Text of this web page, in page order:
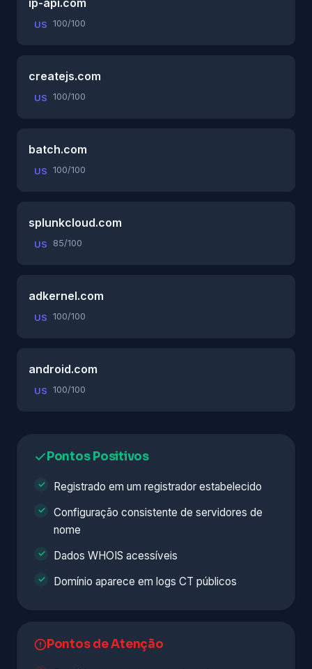
US 100/100
createjs.com
US 100/100
batch.com
US 100/100
splunkcloud.com
US 85/100
adkernel.com
US 100/100
android.com
US 100/100
Pontos Positivos
Registrado em um registrador estabelecido
Configuração consistente de servidores de
nome
Dados WHOIS acessíveis
Domínio aparece em logs CT públicos
Pontos de Atenção